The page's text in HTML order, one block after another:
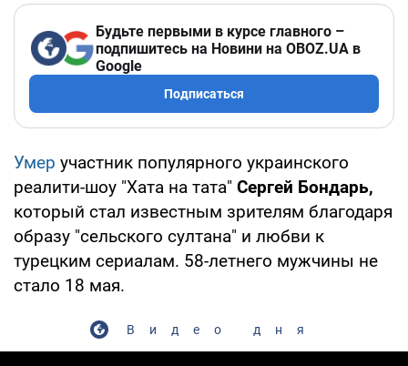
Будьте первыми в курсе главного –
подпишитесь на Новини на OBOZ.UA в
Google
Подписаться
Умер участник популярного украинского
реалити-шоу "Хата на тата" Сергей Бондарь,
который стал известным зрителям благодаря
образу "сельского султана" и любви к
турецким сериалам. 58-летнего мужчины не
стало 18 мая.
Видео дня